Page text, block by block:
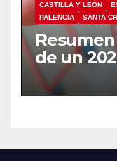
CASTILLA Y LEÓN
PALENCIA
SANTA
de un